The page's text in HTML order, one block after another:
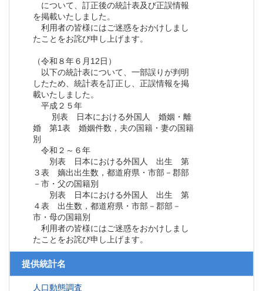
について、訂正後の統計表及び正誤情報
を掲載いたしました。
利用者の皆様にはご迷惑をおかけしまし
たことをお詫び申し上げます。
（令和８年６月12日）
以下の統計表について、一部誤りが判明
したため、統計表を訂正し、正誤情報を掲
載いたしました。
平成２５年
別表 日本における外国人 婚姻・離
婚 第1表 婚姻件数，夫の国籍・妻の国籍
別
令和２～６年
別表 日本における外国人 出生 第
３表 嫡出出生数，都道府県・市部－郡部
－市・父の国籍別
別表 日本における外国人 出生 第
４表 出生数，都道府県・市部－郡部－
市・母の国籍別
利用者の皆様にはご迷惑をおかけしまし
たことをお詫び申し上げます。
提供統計名
人口動態調査